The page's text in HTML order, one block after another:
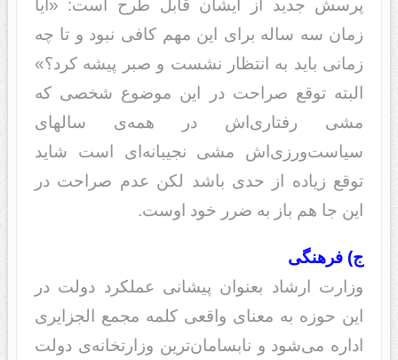
پرسش جدید از ایشان قابل طرح است: «آیا
زمان سه ساله برای این مهم کافی نبود و تا چه
زمانی باید به انتظار نشست و صبر پیشه کرد؟»
البته توقع صراحت در این موضوع شخصی که
مشی رفتاری‌اش در همه‌ی سالهای
سیاست‌ورزی‌اش مشی نجیبانه‌ای است شاید
توقع زیاده از حدی باشد لکن عدم صراحت در
این جا هم باز به ضرر خود اوست.
ج) فرهنگی
وزارت ارشاد بعنوان پیشانی عملکرد دولت در
این حوزه به معنای واقعی کلمه مجمع الجزایری
اداره می‌شود و نابسامان‌ترین وزارتخانه‌ی دولت